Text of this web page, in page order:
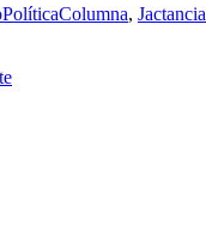
Categorías
PolíticaEtiquetas
Columna, Jactancia